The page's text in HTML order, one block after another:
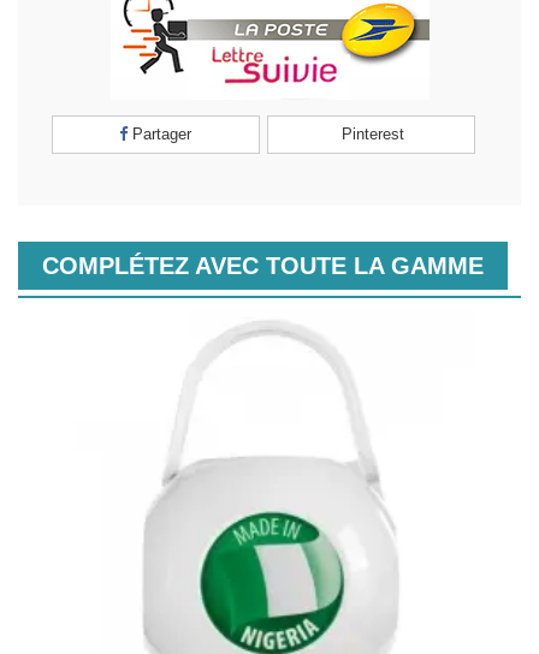
Partager Pinterest
COMPLÉTEZ AVEC TOUTE LA GAMME